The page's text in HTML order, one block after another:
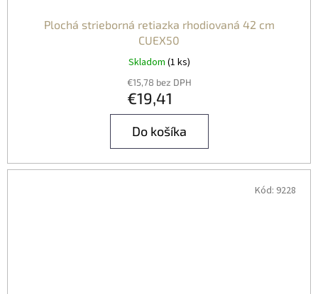
Plochá strieborná retiazka rhodiovaná 42 cm
CUEX50
Skladom (1 ks)
€15,78 bez DPH
€19,41
Do košíka
Kód: 9228